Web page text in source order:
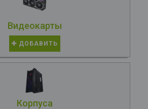
Видеокарты
ДОБАВИТЬ
Корпуса